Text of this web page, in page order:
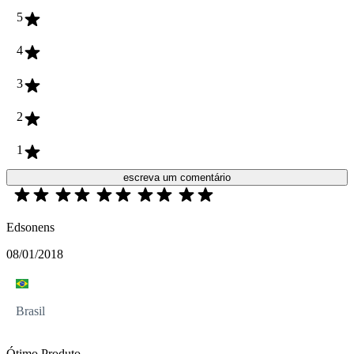
5
4
3
2
1
escreva um comentário
Edsonens
08/01/2018
Brasil